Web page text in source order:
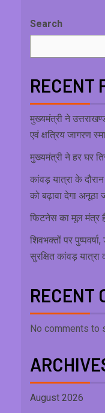
Search
RECENT
मुख्यमंत्री ने
एवं क्षत्रिय जागरण
मुख्यमंत्री ने हर घर
कांवड़ यात्रा के
को बढ़ावा देगा
फिटनेस का मूल मंत्र
शिवभक्तों पर
सुरक्षित कांवड़ यात्रा
RECENT
No comments to
August 2026